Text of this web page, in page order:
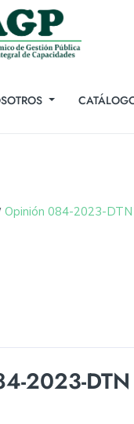
Opinión 084-2023-
2023-